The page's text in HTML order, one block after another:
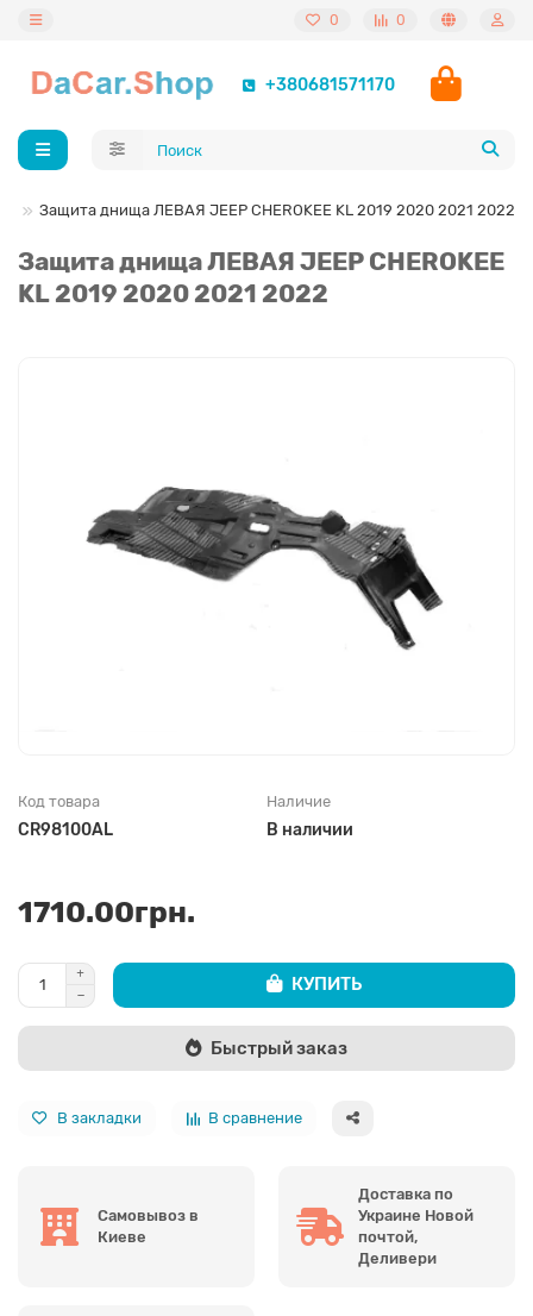
0 0
+380681571170
Защита днища ЛЕВАЯ JEEP CHEROKEE KL 2019 2020 2021 2022
Защита днища ЛЕВАЯ JEEP CHEROKEE
KL 2019 2020 2021 2022
Код товара
CR98100AL
Наличие
В наличии
1710.00грн.
КУПИТЬ
Быстрый заказ
В закладки В сравнение
Самовывоз в
Киеве
Доставка по
Украине Новой
почтой,
Деливери